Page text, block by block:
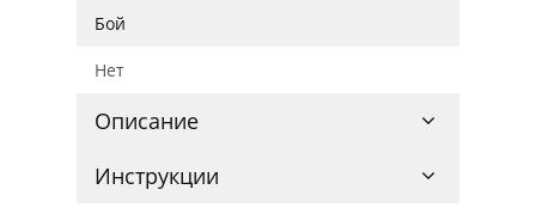
Бой
Нет
Описание
Инструкции